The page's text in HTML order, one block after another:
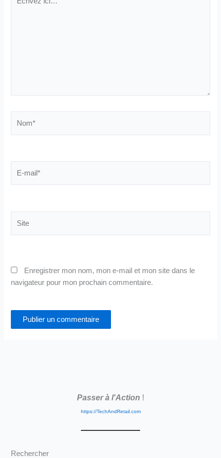
Enregistrer mon nom, mon e-mail et mon site dans le
navigateur pour mon prochain commentaire.
Passer à l'Action !
https://TechAndRetail.com
Rechercher